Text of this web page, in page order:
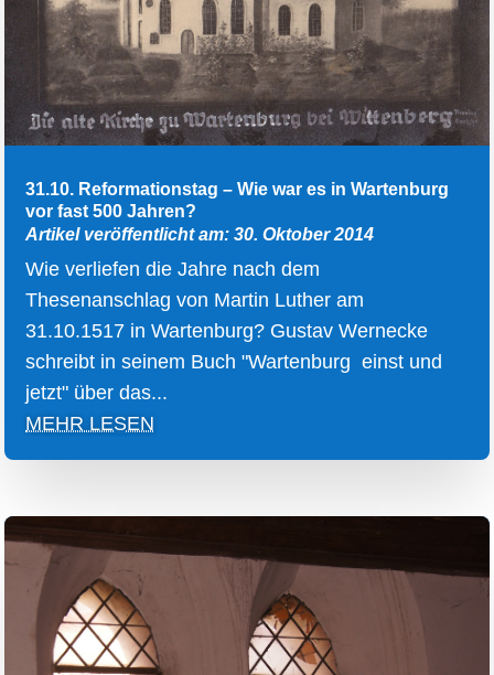
31.10. Reformationstag – Wie war es in Wartenburg
vor fast 500 Jahren?
Artikel veröffentlicht am: 30. Oktober 2014
Wie verliefen die Jahre nach dem
Thesenanschlag von Martin Luther am
31.10.1517 in Wartenburg? Gustav Wernecke
schreibt in seinem Buch "Wartenburg einst und
jetzt" über das...
MEHR LESEN